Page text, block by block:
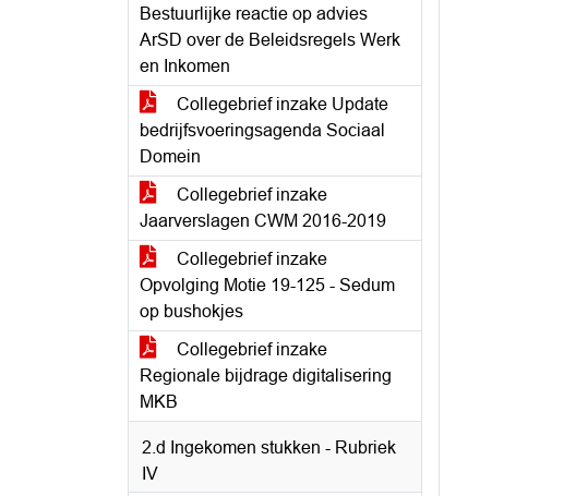
Bestuurlijke reactie op advies
ArSD over de Beleidsregels Werk
en Inkomen
Collegebrief inzake Update
bedrijfsvoeringsagenda Sociaal
Domein
Collegebrief inzake
Jaarverslagen CWM 2016-2019
Collegebrief inzake
Opvolging Motie 19-125 - Sedum
op bushokjes
Collegebrief inzake
Regionale bijdrage digitalisering
MKB
2.d Ingekomen stukken - Rubriek
IV